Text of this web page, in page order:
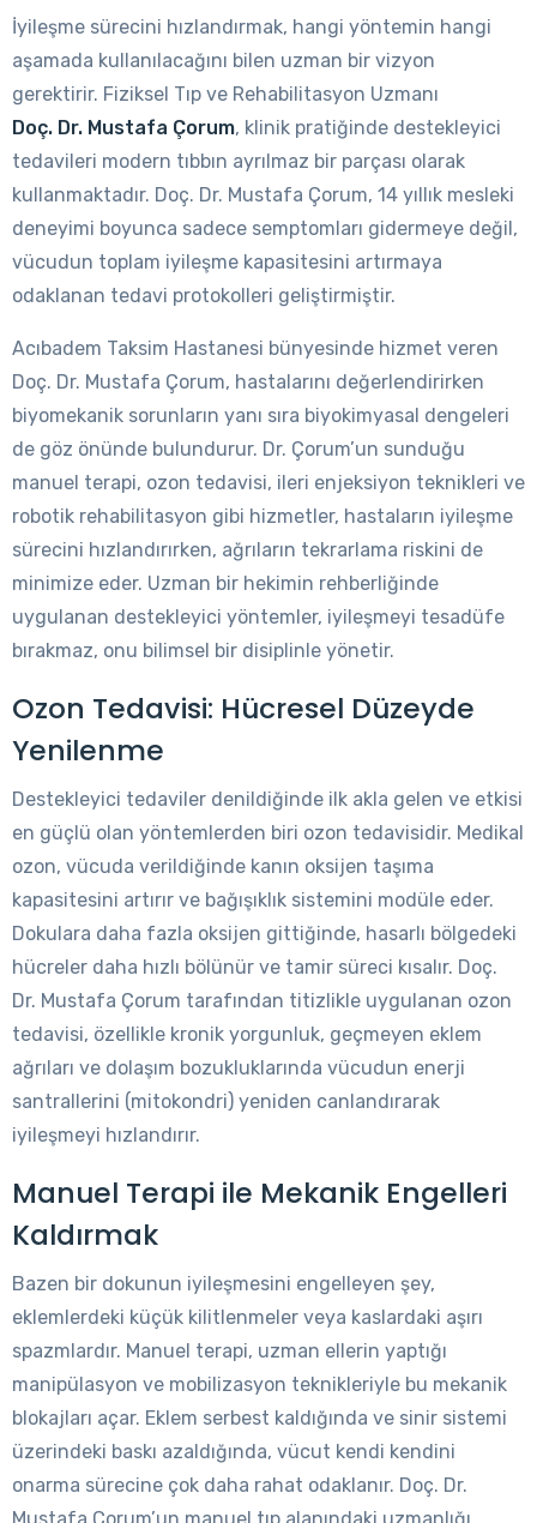
İyileşme sürecini hızlandırmak, hangi yöntemin hangi
aşamada kullanılacağını bilen uzman bir vizyon
gerektirir. Fiziksel Tıp ve Rehabilitasyon Uzmanı
Doç. Dr. Mustafa Çorum, klinik pratiğinde destekleyici
tedavileri modern tıbbın ayrılmaz bir parçası olarak
kullanmaktadır. Doç. Dr. Mustafa Çorum, 14 yıllık mesleki
deneyimi boyunca sadece semptomları gidermeye değil,
vücudun toplam iyileşme kapasitesini artırmaya
odaklanan tedavi protokolleri geliştirmiştir.
Acıbadem Taksim Hastanesi bünyesinde hizmet veren
Doç. Dr. Mustafa Çorum, hastalarını değerlendirirken
biyomekanik sorunların yanı sıra biyokimyasal dengeleri
de göz önünde bulundurur. Dr. Çorum’un sunduğu
manuel terapi, ozon tedavisi, ileri enjeksiyon teknikleri ve
robotik rehabilitasyon gibi hizmetler, hastaların iyileşme
sürecini hızlandırırken, ağrıların tekrarlama riskini de
minimize eder. Uzman bir hekimin rehberliğinde
uygulanan destekleyici yöntemler, iyileşmeyi tesadüfe
bırakmaz, onu bilimsel bir disiplinle yönetir.
Ozon Tedavisi: Hücresel Düzeyde
Yenilenme
Destekleyici tedaviler denildiğinde ilk akla gelen ve etkisi
en güçlü olan yöntemlerden biri ozon tedavisidir. Medikal
ozon, vücuda verildiğinde kanın oksijen taşıma
kapasitesini artırır ve bağışıklık sistemini modüle eder.
Dokulara daha fazla oksijen gittiğinde, hasarlı bölgedeki
hücreler daha hızlı bölünür ve tamir süreci kısalır. Doç.
Dr. Mustafa Çorum tarafından titizlikle uygulanan ozon
tedavisi, özellikle kronik yorgunluk, geçmeyen eklem
ağrıları ve dolaşım bozukluklarında vücudun enerji
santrallerini (mitokondri) yeniden canlandırarak
iyileşmeyi hızlandırır.
Manuel Terapi ile Mekanik Engelleri
Kaldırmak
Bazen bir dokunun iyileşmesini engelleyen şey,
eklemlerdeki küçük kilitlenmeler veya kaslardaki aşırı
spazmlardır. Manuel terapi, uzman ellerin yaptığı
manipülasyon ve mobilizasyon teknikleriyle bu mekanik
blokajları açar. Eklem serbest kaldığında ve sinir sistemi
üzerindeki baskı azaldığında, vücut kendi kendini
onarma sürecine çok daha rahat odaklanır. Doç. Dr.